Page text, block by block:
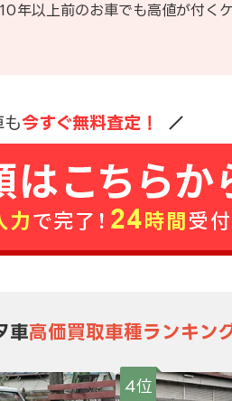
年以上前のお車でも高値が付く
今すぐ無料査定！
車高価買取車種ランキン
4位